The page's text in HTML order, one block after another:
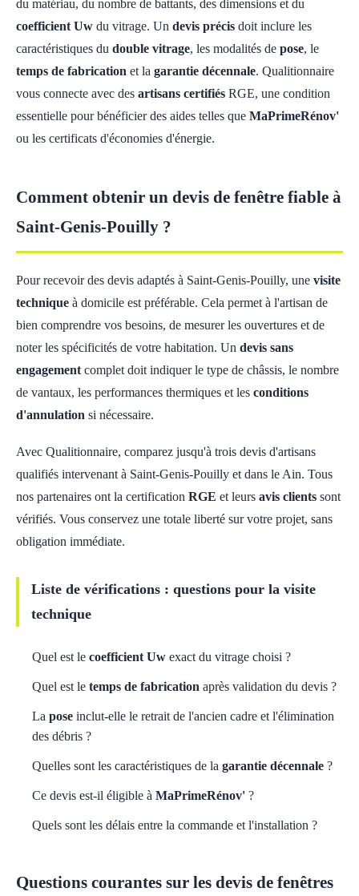
du matériau, du nombre de battants, des dimensions et du
coefficient Uw du vitrage. Un devis précis doit inclure les
caractéristiques du double vitrage, les modalités de pose, le
temps de fabrication et la garantie décennale. Qualitionnaire
vous connecte avec des artisans certifiés RGE, une condition
essentielle pour bénéficier des aides telles que MaPrimeRénov'
ou les certificats d'économies d'énergie.
Comment obtenir un devis de fenêtre fiable à
Saint-Genis-Pouilly ?
Pour recevoir des devis adaptés à Saint-Genis-Pouilly, une visite
technique à domicile est préférable. Cela permet à l'artisan de
bien comprendre vos besoins, de mesurer les ouvertures et de
noter les spécificités de votre habitation. Un devis sans
engagement complet doit indiquer le type de châssis, le nombre
de vantaux, les performances thermiques et les conditions
d'annulation si nécessaire.
Avec Qualitionnaire, comparez jusqu'à trois devis d'artisans
qualifiés intervenant à Saint-Genis-Pouilly et dans le Ain. Tous
nos partenaires ont la certification RGE et leurs avis clients sont
vérifiés. Vous conservez une totale liberté sur votre projet, sans
obligation immédiate.
Liste de vérifications : questions pour la visite
technique
Quel est le coefficient Uw exact du vitrage choisi ?
Quel est le temps de fabrication après validation du devis ?
La pose inclut-elle le retrait de l'ancien cadre et l'élimination
des débris ?
Quelles sont les caractéristiques de la garantie décennale ?
Ce devis est-il éligible à MaPrimeRénov' ?
Quels sont les délais entre la commande et l'installation ?
Questions courantes sur les devis de fenêtres